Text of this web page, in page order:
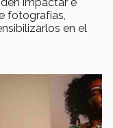
fotografías,
en el